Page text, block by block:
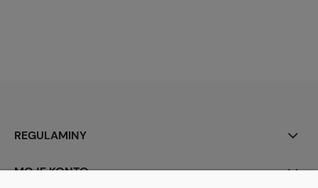
REGULAMINY
MOJE KONTO